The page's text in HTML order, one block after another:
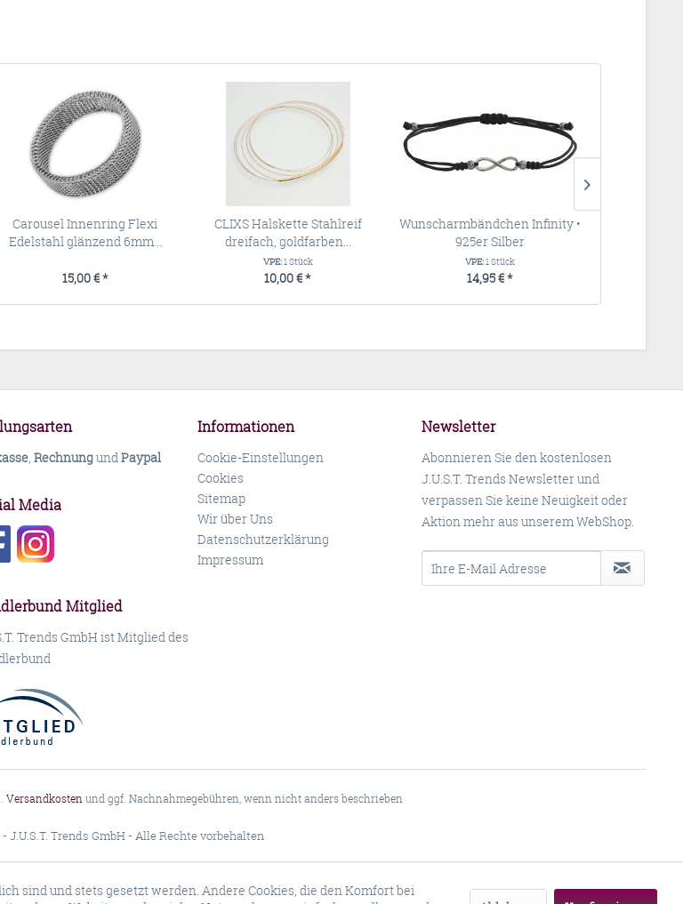
Carousel Innenring Flexi
Edelstahl glänzend 6mm...
15,00 € *
CLIXS Halskette Stahlreif
dreifach, goldfarben...
VPE:1 Stück
10,00 € *
Wunscharmbändchen Infinity •
925er Silber
VPE:1 Stück
14,95 € *
, RechnungundPaypal
Media
Mitglied
Trends GmbH ist Mitglied des
Informationen
Cookie-Einstellungen
Cookies
Sitemap
Wir über Uns
Datenschutzerklärung
Impressum
Newsletter
Abonnieren Sie den kostenlosen
J.U.S.T. Trends Newsletter und
verpassen Sie keine Neuigkeit oder
Aktion mehr aus unserem WebShop.
Versandkostenund ggf. Nachnahmegebühren, wenn nicht anders beschrieben
J.U.S.T. Trends GmbH - Alle Rechte vorbehalten
sind und stets gesetzt werden. Andere Cookies, die den Komfort bei